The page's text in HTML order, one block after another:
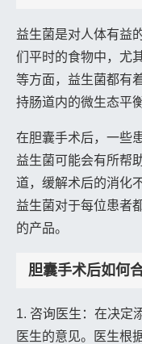
益生菌是对人体有益
们平时的食物中，尤
等方面，益生菌都有
持肠道内的微生态平
在胆囊手术后，一些
益生菌可能会有所帮
道，缓解术后的消化
益生菌对于每位患者
的产品。
胆囊手术后如何
1. 咨询医生：在决定
医生的意见。医生根